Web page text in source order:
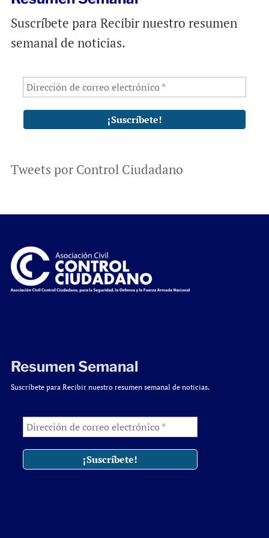
Suscríbete para Recibir nuestro resumen
semanal de noticias.
Tweets por Control Ciudadano
Resumen Semanal
Suscríbete para Recibir nuestro resumen semanal de noticias.